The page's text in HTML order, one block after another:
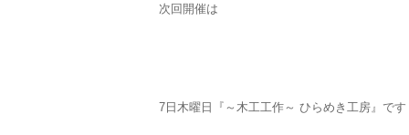
次回開催は
7日木曜日『～木工工作～ ひらめき工房』です